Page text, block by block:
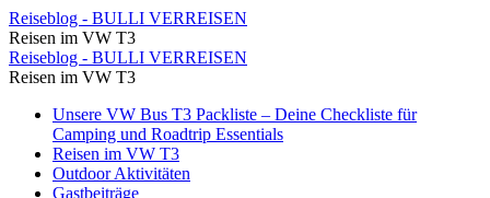
_MG_7753
⋆
Reiseblog
BULLI
VERREISEN
Reiseblog - BULLI VERREISEN
Reisen im VW T3
_MG_7753
⋆
Reiseblog
BULLI
Reiseblog - BULLI VERREISEN
Reisen im VW T3
Skip
content
Unsere VW Bus T3 Packliste – Deine Checkliste für
Camping und Roadtrip Essentials
Reisen im VW T3
Outdoor Aktivitäten
Gastbeiträge